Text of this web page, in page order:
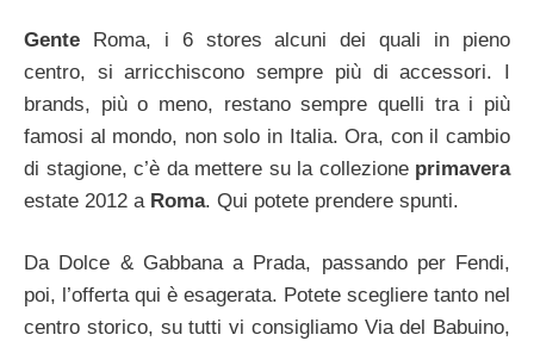
Gente Roma, i 6 stores alcuni dei quali in pieno
centro, si arricchiscono sempre più di accessori. I
brands, più o meno, restano sempre quelli tra i più
famosi al mondo, non solo in Italia. Ora, con il cambio
di stagione, c’è da mettere su la collezione primavera
estate 2012 a Roma. Qui potete prendere spunti.
Da Dolce & Gabbana a Prada, passando per Fendi,
poi, l’offerta qui è esagerata. Potete scegliere tanto nel
centro storico, su tutti vi consigliamo Via del Babuino,